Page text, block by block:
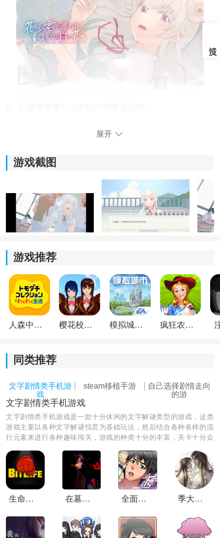
花开之你携我至夏之尽头的白花怎么进行存档
按键打开存档。
展开
游戏截图
游戏推荐
人森中文版 樱花校园模拟器1.048.00中文版 模拟城市我是巿长联机版 疯狂农场3美国派19
同类推荐
文字剧情类手机游
戏
steam移植手游
自己选择剧情走向
的游
文字剧情类手机游戏
文字剧情类手机游戏是一款十分休闲的文字解谜类型的游戏，这类
游戏主要以各种文字解谜找茬为基础玩法，然后结合各种各样的流
行元素来进行各种趣味闯关，游戏的种类十分的丰富，关卡十分众
生命模拟器汉化版 在墓园约会游戏 全面服务中文版 季大人这回真的寄了